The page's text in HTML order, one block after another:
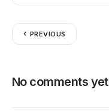
PREVIOUS
No comments yet